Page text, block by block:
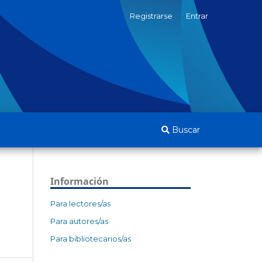
Buscar
Registrarse Entrar
Información
Para lectores/as
Para autores/as
Para bibliotecarios/as